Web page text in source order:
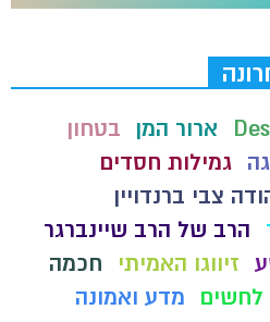
ארור המן
בטחון
גמילות חסדים
צבי ברנדויין
הרב של הרב שיינברגר
זיווגו האמיתי
חכמה
לחשים
מדע ואמונה